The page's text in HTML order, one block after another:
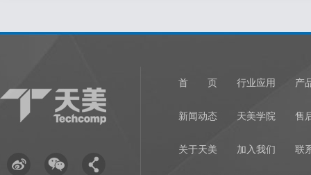
首 页 行业应用 产
新闻动态 天美学院 售
关于天美 加入我们 联